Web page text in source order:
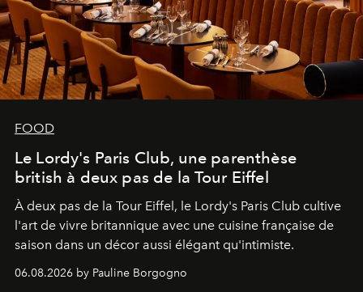
FOOD
Le Lordy's Paris Club, une parenthèse
british à deux pas de la Tour Eiffel
À deux pas de la Tour Eiffel, le Lordy's Paris Club cultive
l'art de vivre britannique avec une cuisine française de
saison dans un décor aussi élégant qu'intimiste.
06.08.2026 by Pauline Borgogno